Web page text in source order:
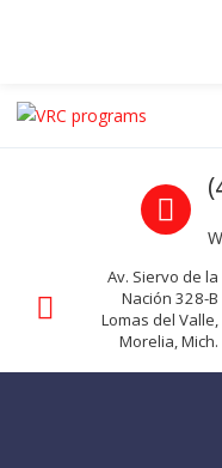
Skip to navigation
Skip to content
La seguridad de su empresa es
Av. Siervo de la
Nación 328-B
Lomas del Valle,
Morelia, Mich.